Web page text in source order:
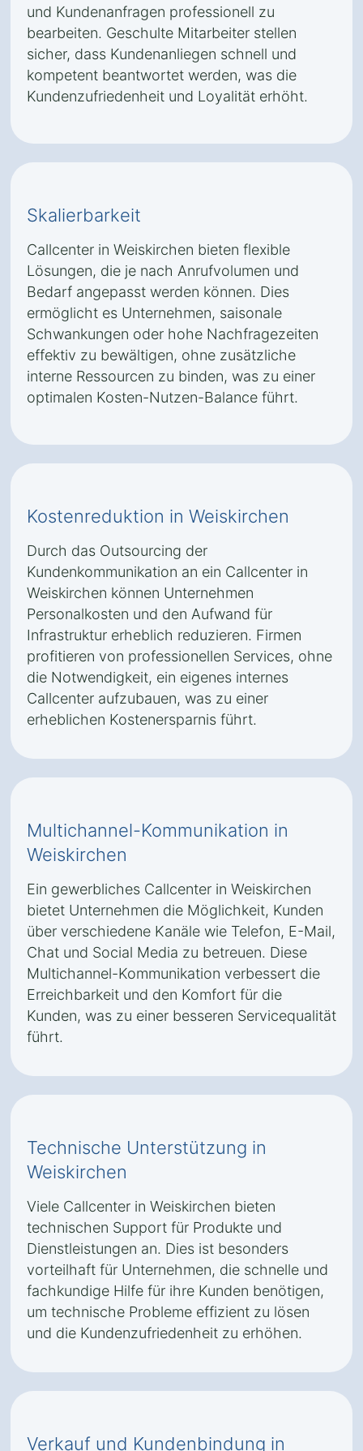
und Kundenanfragen professionell zu
bearbeiten. Geschulte Mitarbeiter stellen
sicher, dass Kundenanliegen schnell und
kompetent beantwortet werden, was die
Kundenzufriedenheit und Loyalität erhöht.
Skalierbarkeit
Callcenter in Weiskirchen bieten flexible
Lösungen, die je nach Anrufvolumen und
Bedarf angepasst werden können. Dies
ermöglicht es Unternehmen, saisonale
Schwankungen oder hohe Nachfragezeiten
effektiv zu bewältigen, ohne zusätzliche
interne Ressourcen zu binden, was zu einer
optimalen Kosten-Nutzen-Balance führt.
Kostenreduktion in Weiskirchen
Durch das Outsourcing der
Kundenkommunikation an ein Callcenter in
Weiskirchen können Unternehmen
Personalkosten und den Aufwand für
Infrastruktur erheblich reduzieren. Firmen
profitieren von professionellen Services, ohne
die Notwendigkeit, ein eigenes internes
Callcenter aufzubauen, was zu einer
erheblichen Kostenersparnis führt.
Multichannel-Kommunikation in
Weiskirchen
Ein gewerbliches Callcenter in Weiskirchen
bietet Unternehmen die Möglichkeit, Kunden
über verschiedene Kanäle wie Telefon, E-Mail,
Chat und Social Media zu betreuen. Diese
Multichannel-Kommunikation verbessert die
Erreichbarkeit und den Komfort für die
Kunden, was zu einer besseren Servicequalität
führt.
Technische Unterstützung in
Weiskirchen
Viele Callcenter in Weiskirchen bieten
technischen Support für Produkte und
Dienstleistungen an. Dies ist besonders
vorteilhaft für Unternehmen, die schnelle und
fachkundige Hilfe für ihre Kunden benötigen,
um technische Probleme effizient zu lösen
und die Kundenzufriedenheit zu erhöhen.
Verkauf und Kundenbindung in